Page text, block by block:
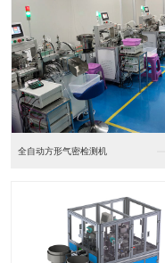
全自动方形气密检测机